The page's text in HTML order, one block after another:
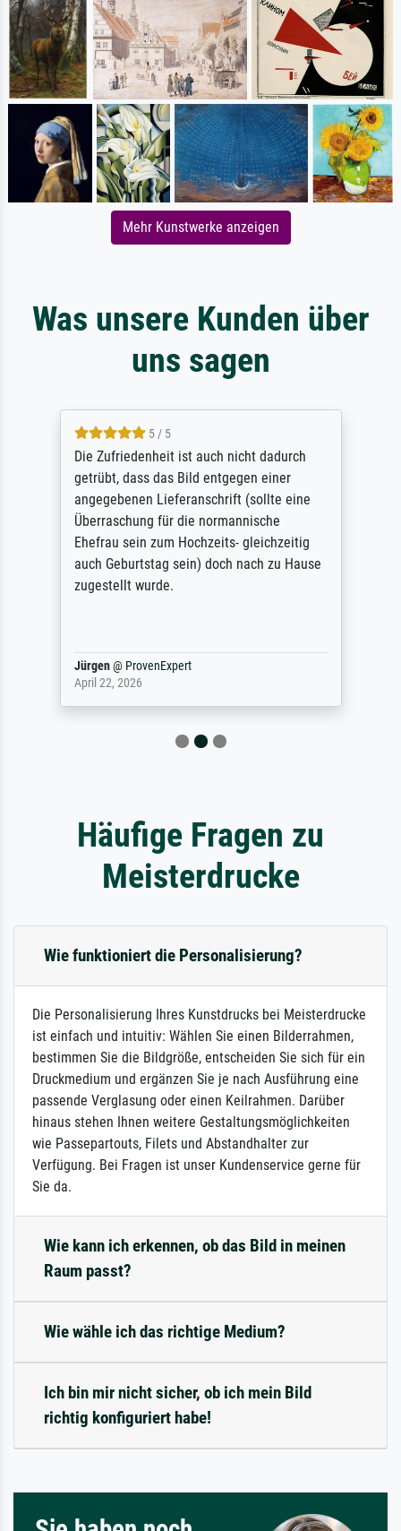
Mehr Kunstwerke anzeigen
Was unsere Kunden über
uns sagen
5 / 5
Die Zufriedenheit ist auch nicht dadurch
getrübt, dass das Bild entgegen einer
angegebenen Lieferanschrift (sollte eine
Überraschung für die normannische
Ehefrau sein zum Hochzeits- gleichzeitig
auch Geburtstag sein) doch nach zu Hause
zugestellt wurde.
Jürgen@ ProvenExpert
April 22, 2026
Häufige Fragen zu
Meisterdrucke
Wie funktioniert die Personalisierung?
Die Personalisierung Ihres Kunstdrucks bei Meisterdrucke
ist einfach und intuitiv: Wählen Sie einen Bilderrahmen,
bestimmen Sie die Bildgröße, entscheiden Sie sich für ein
Druckmedium und ergänzen Sie je nach Ausführung eine
passende Verglasung oder einen Keilrahmen. Darüber
hinaus stehen Ihnen weitere Gestaltungsmöglichkeiten
wie Passepartouts, Filets und Abstandhalter zur
Verfügung. Bei Fragen ist unser Kundenservice gerne für
Sie da.
Wie kann ich erkennen, ob das Bild in meinen
Raum passt?
Wie wähle ich das richtige Medium?
Ich bin mir nicht sicher, ob ich mein Bild
richtig konfiguriert habe!